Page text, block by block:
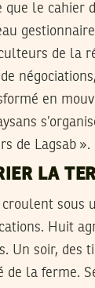
le cahier
de la
en
de Lagsab ».
LA
croulent sous
Huit
Un soir, des
de la ferme.